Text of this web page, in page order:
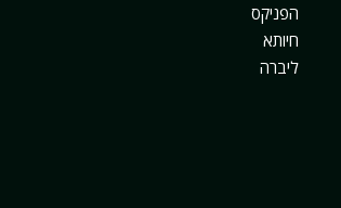
הפניקס
חיותא
ליברה